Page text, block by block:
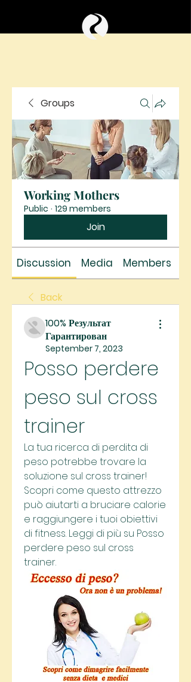
Groups
Working Mothers
Public · 129 members
Join
Discussion Media Members
Back
100% Результат
Гарантирован
September 7, 2023
Posso perdere
peso sul cross
trainer
La tua ricerca di perdita di
peso potrebbe trovare la
soluzione sul cross trainer!
Scopri come questo attrezzo
può aiutarti a bruciare calorie
e raggiungere i tuoi obiettivi
di fitness. Leggi di più su Posso
perdere peso sul cross
trainer.